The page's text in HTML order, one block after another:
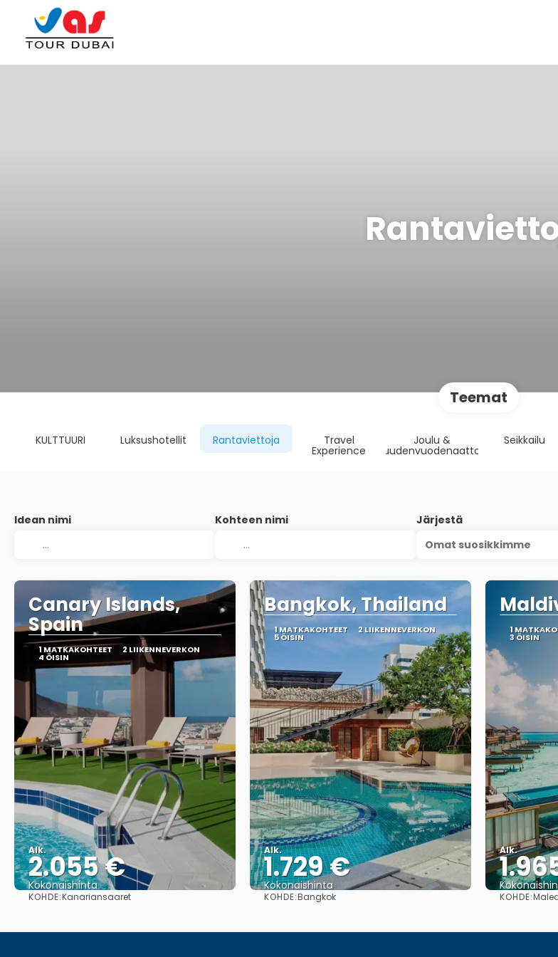
Teemat
KULTTUURI Luksushotellit Rantaviettoja Travel
Experience
Joulu &
uudenvuodenaatto
Seikkailu
Idean nimi Kohteen nimi
Järjestä
Omat suosikkimme
Canary Islands,
Spain
1 MATKAKOHTEET 2 LIIKENNEVERKON
4 ÖISIN
Alk.
2.055 €
Kokonaishinta
Nähdä
KOHDE:Kanariansaaret
Bangkok, Thailand
1 MATKAKOHTEET 2 LIIKENNEVERKON
5 ÖISIN
Alk.
1.729 €
Kokonaishinta
KOHDE:Bangkok
1
3 ÖISIN
Alk.
KOHDE: